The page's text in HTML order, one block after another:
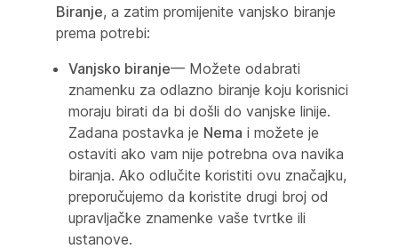
Biranje, a zatim promijenite vanjsko biranje
prema potrebi:
Vanjsko biranje— Možete odabrati
znamenku za odlazno biranje koju korisnici
moraju birati da bi došli do vanjske linije.
Zadana postavka je Nema i možete je
ostaviti ako vam nije potrebna ova navika
biranja. Ako odlučite koristiti ovu značajku,
preporučujemo da koristite drugi broj od
upravljačke znamenke vaše tvrtke ili
ustanove.